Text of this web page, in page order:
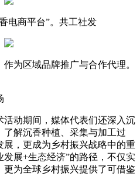
电商平台”。共工社发
为区域品牌推广与合作代理。
动期间，媒体代表们还深入沉
解沉香种植、采集与加工过
，更成为乡村振兴战略中的重
展+生态经济”的路径，不仅实
为全球乡村振兴提供了可借鉴